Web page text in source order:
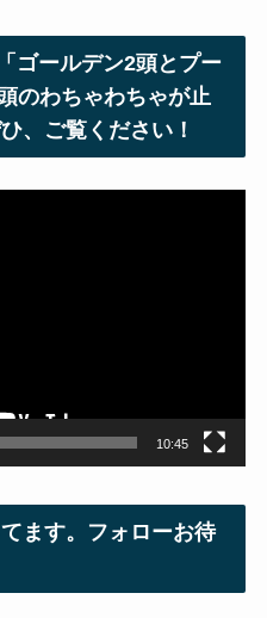
ゴールデン2頭とプー
のわちゃわちゃが止
、ご覧ください！
10:45
ます。フォローお待